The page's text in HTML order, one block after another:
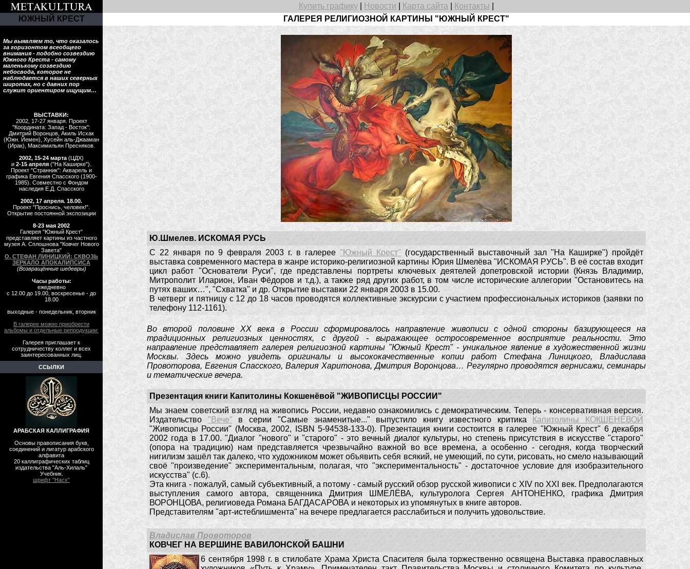
Купить графику Новости Карта сайта Контакты
ЮЖНЫЙ КРЕСТ
ГАЛЕРЕЯ РЕЛИГИОЗНОЙ КАРТИНЫ "ЮЖНЫЙ КРЕСТ"
Мы выявляем то, что оказалось
за горизонтом всеобщего
внимания - подобно созвездию
Южного Креста - самому
маленькому созвездию
небосвода, которое не
наблюдается в наших северных
широтах, но с давних пор
служит ориентиром ищущим…
ВЫСТАВКИ:
2002, 17-27 января. Проект
"Координата: Запад - Восток":
Дмитрий Воронцов, Акиль Исхак
(Южн. Йемен), Хусейн аль-Джааман
(Ирак), Максимильян Пресняков.
2002, 15-24 марта (ЦДХ)
и 2-15 апреля ("На Каширке").
Проект "Странник": Акварель и
графика Евгения Спасского (1900-
1985). Совместно с Фондом
наследия Е.Д. Спасского
2002, 17 апреля. 18.00.
Проект "Проснись, человек!".
Открытие постоянной экспозиции
8-23 мая 2002
Галерея "Южный Крест"
представляет картины из частного
музея А. Сплошнова "Ковчег Нового
Завета"
О. СТЕФАН ЛИНИЦКИЙ: СКВОЗЬ
ЗЕРКАЛО АПОКАЛИПСИСА
(Возвращённые шедевры)
Часы работы:
ежедневно
с 12.00 до 19.00, воскресенье - до
18.00
выходные - понедельник, вторник
В галерее можно приобрести
альбомы и отдельные репродукции:
Галерея приглашает к
сотрудничеству коллег и всех
заинтересованных лиц.
ССЫЛКИ
АРАБСКАЯ КАЛЛИГРАФИЯ
Основы правописания букв,
соединений и лигатур арабского
алфавита
20 каллиграфических таблиц
издательства "Аль-Хилаль"
Учебник.
шрифт "Насх"
Ю.Шмелев. ИСКОМАЯ РУСЬ
С 22 января по 9 февраля 2003 г. в галерее "Южный Крест" (государственный выставочный зал "На Каширке") пройдёт
выставка современного мастера в жанре историко-религиозной картины Юрия Шмелёва "ИСКОМАЯ РУСЬ". В её состав входит
цикл работ "Основатели Руси", где представлены портреты ключевых деятелей допетровской истории (Князь Владимир,
Митрополит Иларион, Иван Фёдоров и т.д.), а также ряд других работ, в том числе исторические аллегории "Остановитесь на
путях ваших…", "Схватка" и др. Открытие выставки 22 января 2003 в 15.00.
В четверг и пятницу с 12 до 18 часов проводятся коллективные экскурсии с участием профессиональных историков (заявки по
телефону 112-1161).
Во второй половине XX века в России сформировалось направление живописи с одной стороны базирующееся на
традиционных религиозных ценностях, с другой - выражающее остросовременное восприятие реальности. Это
направление представляет галерея религиозной картины "Южный Крест" - уникальное явление в художественной жизни
Москвы. Здесь можно увидеть оригиналы и высококачественные копии работ Стефана Линицкого, Владислава
Провоторова, Евгения Спасского, Валерия Харитонова, Дмитрия Воронцова… Регулярно проводятся вернисажи, семинары
и тематические вечера.
Презентация книги Капитолины Кокшенёвой "ЖИВОПИСЦЫ РОССИИ"
Мы знаем советский взгляд на живопись России, недавно ознакомились с демократическим. Теперь - консервативная версия.
Издательство "Вече" в серии "Самые знаменитые..." выпустило книгу известного критика
Капитолины КОКШЕНЁВОЙ
"Живописцы России" (Москва, 2002, ISBN 5-94538-133-0). Презентация книги состоится в галерее "Южный Крест" 6 декабря
2002 года в 17.00. "Диалог "нового" и "старого" - это вечный диалог культуры, но степень присутствия в искусстве "старого"
(опора на традицию) нам представляется чрезвычайно важной во все времена, а особенно - сегодня, когда творческий
нигилизм зашёл так далеко, что художником может объявить себя всякий, не умеющий, по сути, рисовать, но смело называющий
своё "произведение" экспериментальным, полагая, что "экспериментальность" - достаточное условие для изобразительного
искусства" (с.6).
Эта книга - пожалуй, самый субъективный, а потому - самый русский обзор русской живописи с XIV по XXI век. Предполагаются
выступления самого автора, священника Дмитрия ШМЕЛЁВА, культуролога Сергея АНТОНЕНКО, графика Дмитрия
ВОРОНЦОВА, религиоведа Романа БАГДАСАРОВА и некоторых из упомянутых в книге авторов.
Представителям "арт-истеблишмента" на вечере предлагается расслабиться и получить удовольствие.
Владислав Провоторов
КОВЧЕГ НА ВЕРШИНЕ ВАВИЛОНСКОЙ БАШНИ
6 сентября 1998 г. в стилобате Храма Христа Спасителя была торжественно освящена Выставка православных